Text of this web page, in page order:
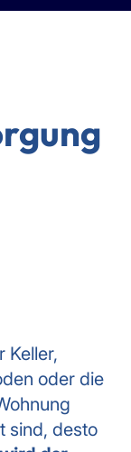
Keller,
oder die
sind, desto